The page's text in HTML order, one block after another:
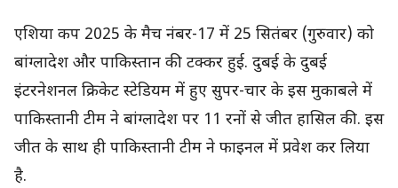
एशिया कप 2025 के मैच नंबर-17 में 25 सितंबर (गुरुवार) को
बांग्लादेश और पाकिस्तान की टक्कर हुई. दुबई के दुबई
इंटरनेशनल क्रिकेट स्टेडियम में हुए सुपर-चार के इस मुकाबले में
पाकिस्तानी टीम ने बांग्लादेश पर 11 रनों से जीत हासिल की. इस
जीत के साथ ही पाकिस्तानी टीम ने फाइनल में प्रवेश कर लिया
है.